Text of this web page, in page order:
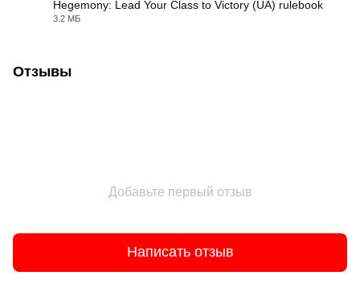
Hegemony: Lead Your Class to Victory (UA) rulebook
3.2 МБ
Отзывы
Добавьте первый отзыв
Написать отзыв